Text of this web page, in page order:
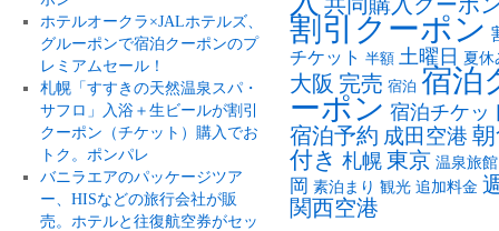
ホテルオークラ×JALホテルズ、
グルーポンで宿泊クーポンのプ
レミアムセール！
札幌「すすきの天然温泉スパ・
サフロ」入浴＋生ビールが割引
クーポン（チケット）購入でお
トク。ポンパレ
バニラエアのパッケージツア
ー、HISなどの旅行会社が販
売。ホテルと往復航空券がセッ
割引クーポン
チケット 半額 土曜日 夏休
大阪 完売 宿泊 宿泊
ーポン 宿泊チケッ
宿泊予約 成田空港
付き 札幌 東京 温泉旅館
岡 素泊まり 観光 追加料金
関西空港